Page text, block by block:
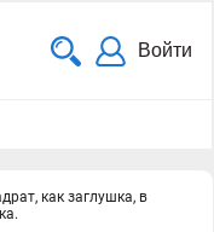
Войти
как заглушка, в